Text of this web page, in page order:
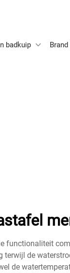
badkuip
functionaliteit
de
de